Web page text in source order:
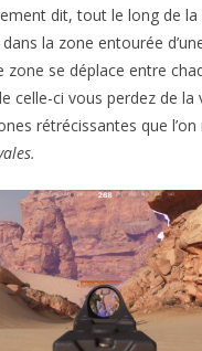
dit, tout le long de la
la zone entourée
zone se déplace entre
celle-ci vous perdez de la
rétrécissantes que